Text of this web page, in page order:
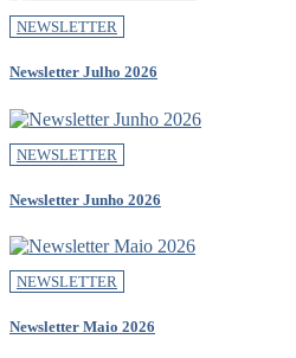
NEWSLETTER
Newsletter Julho 2026
NEWSLETTER
Newsletter Junho 2026
NEWSLETTER
Newsletter Maio 2026